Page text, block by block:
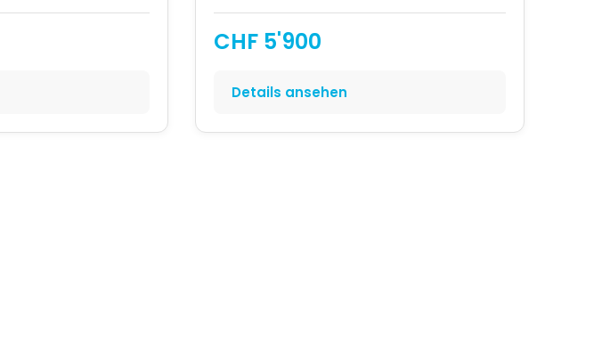
CHF 5'900
Details ansehen